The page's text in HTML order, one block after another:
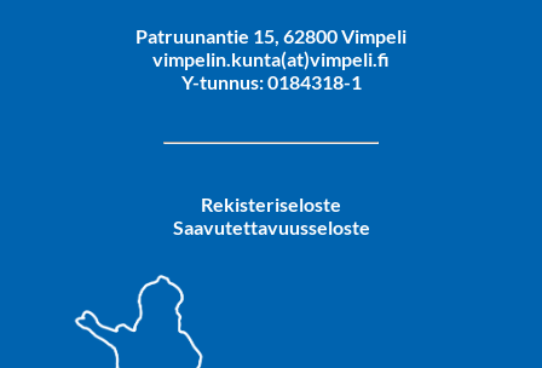
Patruunantie 15, 62800 Vimpeli
vimpelin.kunta(at)vimpeli.fi
Y-tunnus: 0184318-1
Rekisteriseloste
Saavutettavuusseloste